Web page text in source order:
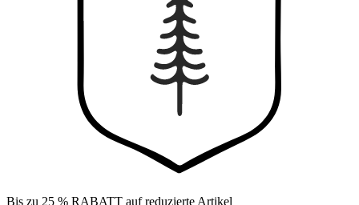
Bis zu 25 % RABATT auf reduzierte Artikel